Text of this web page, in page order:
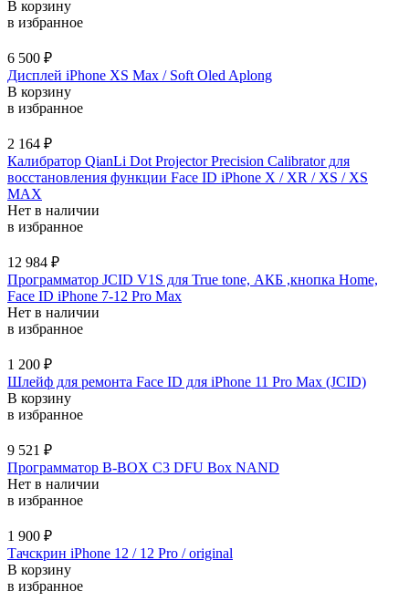
В корзину
в избранное
6 500 ₽
Дисплей iPhone XS Max / Soft Oled Aplong
В корзину
в избранное
2 164 ₽
Калибратор QianLi Dot Projector Precision Calibrator для
восстановления функции Face ID iPhone X / XR / XS / XS
MAX
Нет в наличии
в избранное
12 984 ₽
Программатор JCID V1S для True tone, АКБ ,кнопка Home,
Face ID iPhone 7-12 Pro Max
Нет в наличии
в избранное
1 200 ₽
Шлейф для ремонта Face ID для iPhone 11 Pro Max (JCID)
В корзину
в избранное
9 521 ₽
Программатор B-BOX C3 DFU Box NAND
Нет в наличии
в избранное
1 900 ₽
Тачскрин iPhone 12 / 12 Pro / original
В корзину
в избранное